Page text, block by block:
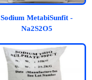
Sodium MetabiSunfit -
Na2S2O5